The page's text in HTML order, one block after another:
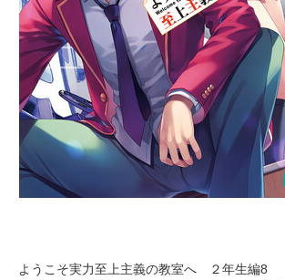
ようこそ実力至上主義の教室へ ２年生編8